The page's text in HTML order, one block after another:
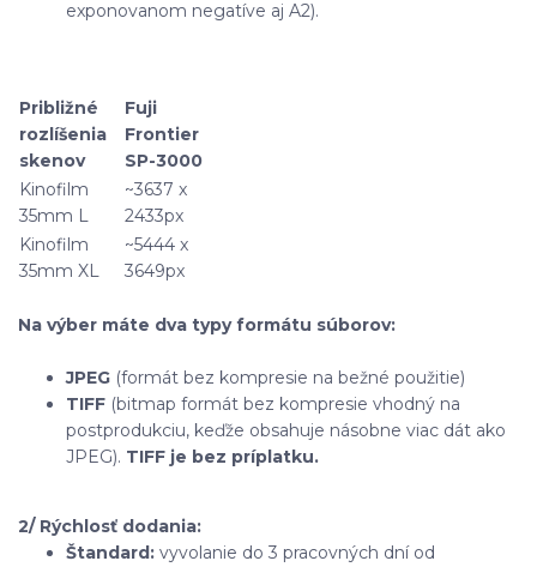
exponovanom negatíve aj A2).
Približné
rozlíšenia
skenov
Fuji
Frontier
SP-3000
Kinofilm
35mm L
~3637 x
2433px
Kinofilm
35mm XL
~5444 x
3649px
Na výber máte dva typy formátu súborov:
JPEG (formát bez kompresie na bežné použitie)
TIFF (bitmap formát bez kompresie vhodný na
postprodukciu, keďže obsahuje násobne viac dát ako
JPEG). TIFF je bez príplatku.
2/ Rýchlosť dodania:
Štandard: vyvolanie do 3 pracovných dní od